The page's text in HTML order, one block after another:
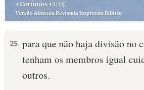
25 para que não haja divisão no
tenham os membros igual
outros.